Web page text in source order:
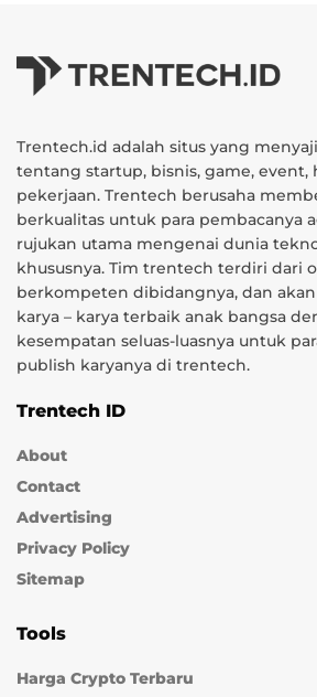
Trentech.id adalah situs yang
tentang startup, bisnis, game, event,
pekerjaan. Trentech berusaha
berkualitas untuk para pembacanya
rujukan utama mengenai dunia
khususnya. Tim trentech terdiri dari
berkompeten dibidangnya, dan
karya – karya terbaik anak bangsa
kesempatan seluas-luasnya untuk
publish karyanya di trentech.
Trentech ID
About
Contact
Advertising
Privacy Policy
Sitemap
Tools
Harga Crypto Terbaru